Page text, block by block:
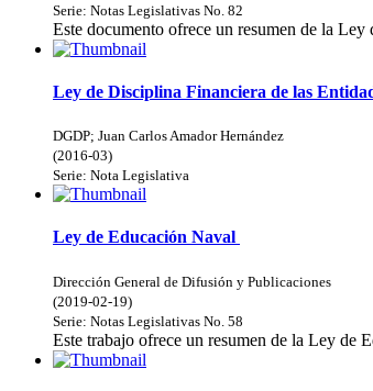
Serie: Notas Legislativas No. 82
Este documento ofrece un resumen de la
Ley de Disciplina Financiera de las
DGDP; Juan Carlos Amador Hernández
(2016-03)
Serie: Nota Legislativa
Ley de Educación Naval
Dirección General de Difusión y Publicaciones
(2019-02-19)
Serie: Notas Legislativas No. 58
Este trabajo ofrece un resumen de la Ley de